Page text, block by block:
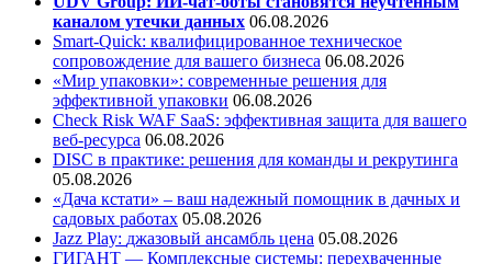
каналом утечки данных 06.08.2026
Smart-Quick: квалифицированное техническое
сопровождение для вашего бизнеса 06.08.2026
«Мир упаковки»: современные решения для
эффективной упаковки 06.08.2026
Check Risk WAF SaaS: эффективная защита для вашего
веб-ресурса 06.08.2026
DISC в практике: решения для команды и рекрутинга
05.08.2026
«Дача кстати» – ваш надежный помощник в дачных и
садовых работах 05.08.2026
Jazz Play: джазовый ансамбль цена 05.08.2026
ГИГАНТ — Комплексные системы: перехваченные